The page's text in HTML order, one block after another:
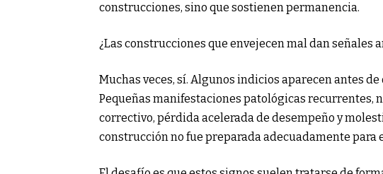
construcciones, sino que sostienen permanencia.
¿Las construcciones que envejecen mal dan señales
Muchas veces, sí. Algunos indicios aparecen antes
Pequeñas manifestaciones patológicas recurrentes,
correctivo, pérdida acelerada de desempeño y
construcción no fue preparada adecuadamente para